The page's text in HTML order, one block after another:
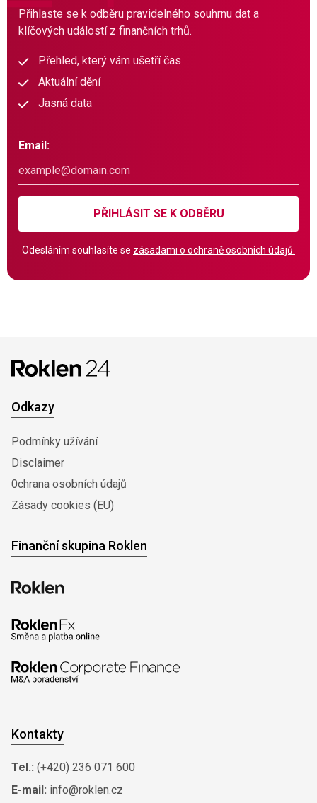
Přihlaste se k odběru pravidelného souhrnu dat a
klíčových událostí z finančních trhů.
Přehled, který vám ušetří čas
Aktuální dění
Jasná data
Email:
PŘIHLÁSIT SE K ODBĚRU
Odesláním souhlasíte se zásadami o ochraně osobních údajů.
Odkazy
Podmínky užívání
Disclaimer
0chrana osobních údajů
Zásady cookies (EU)
Finanční skupina Roklen
Kontakty
Tel.: (+420) 236 071 600
E-mail: info@roklen.cz